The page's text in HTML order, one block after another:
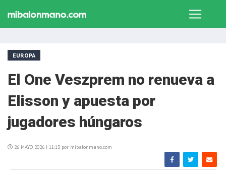
EUROPA
El One Veszprem no renueva a
Elisson y apuesta por
jugadores húngaros
26 MAYO 2026 | 11:13 por mibalonmano.com